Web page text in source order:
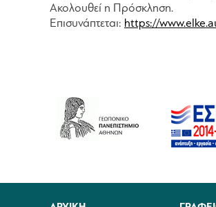
Ακολουθεί η Πρόσκληση.
Επισυνάπτεται: https://